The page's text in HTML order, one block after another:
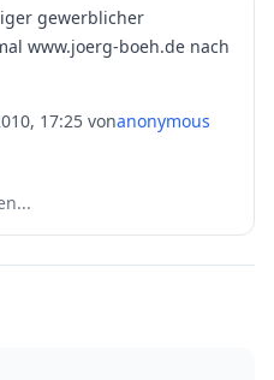
gewerblicher
www.joerg-boeh.de nach
17:25 vonanonymous